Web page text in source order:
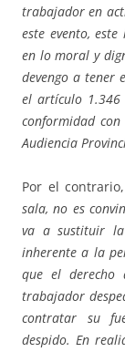
trabajador en
este evento,
en lo moral y
devengo a tener
el artículo 1.346
conformidad
Audiencia
Por el
sala, no es
va a sustituir
inherente a la
que el derecho
trabajador
contratar su
despido. En